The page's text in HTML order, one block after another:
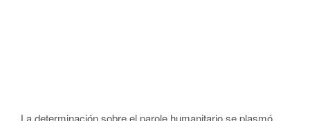
La determinación sobre el parole humanitario se plasmó